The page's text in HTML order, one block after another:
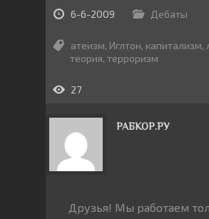
6-6-2009 Дебаты
атеизм, Иглтон, капитализм,
теория, терроризм
27
РАБКОР.РУ
Друзья! Мы работаем